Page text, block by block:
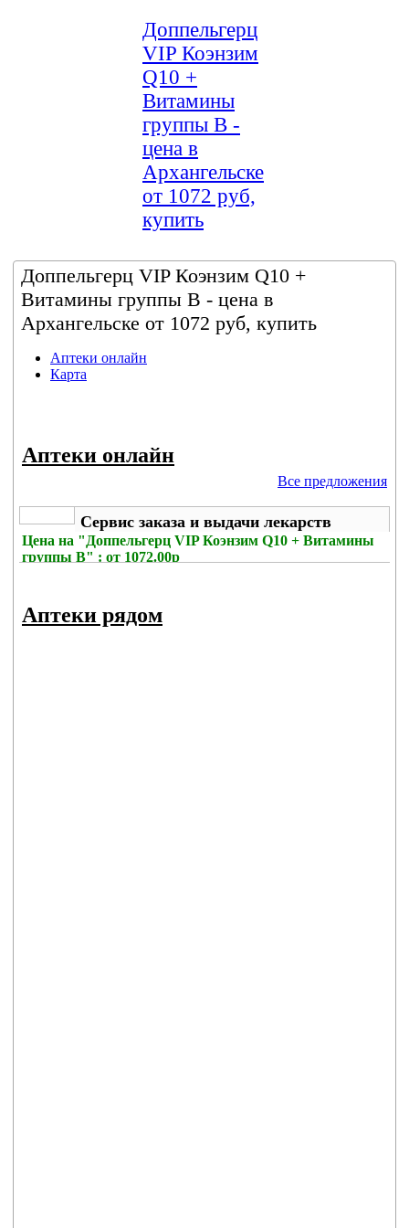
Доппельгерц
VIP Коэнзим
Q10 +
Витамины
группы B -
цена в
Архангельске
от 1072 руб,
купить
Доппельгерц VIP Коэнзим Q10 +
Витамины группы B - цена в
Архангельске от 1072 руб, купить
Аптеки онлайн
Карта
Аптеки онлайн
Все предложения
Сервис заказа и выдачи лекарств
Цена на "Доппельгерц VIP Коэнзим Q10 + Витамины
группы B" : от 1072.00р
Аптеки рядом